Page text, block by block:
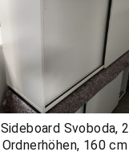
Sideboard Svoboda, 2
Ordnerhöhen, 160 cm